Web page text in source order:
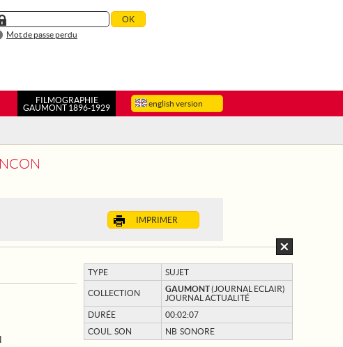
Mot de passe perdu
english version
FILMOGRAPHIE
GAUMONT 1896-1929
IMPRIMER
TYPE SUJET
COLLECTION GAUMONT(JOURNAL ECLAIR)
JOURNAL ACTUALITÉ
DURÉE
00:02:07
COUL. SON
NB SONORE